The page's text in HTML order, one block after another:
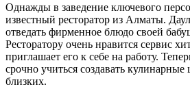
Однажды в заведение ключевого
известный ресторатор из Алматы.
отведать фирменное блюдо своей
Ресторатору очень нравится сервис
приглашает его к себе на работу.
срочно учиться создавать
близких.